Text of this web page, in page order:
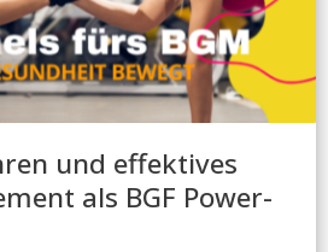
und effektives
als BGF Power-